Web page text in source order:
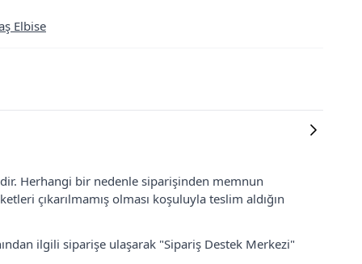
Elbise
Herhangi bir nedenle siparişinden memnun
çıkarılmamış olması koşuluyla teslim aldığın
ilgili siparişe ulaşarak "Sipariş Destek Merkezi"